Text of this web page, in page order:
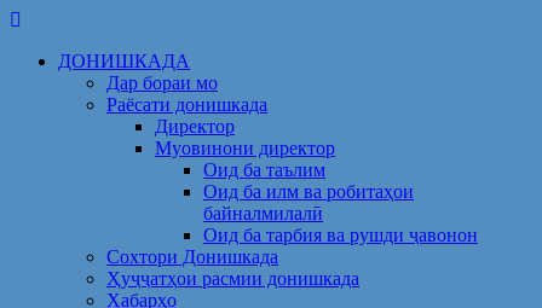
Skip
contentДОНИШКАДА
Дар бораи мо
Раёсати донишкада
Директор
Муовинони директор
Оид ба таълим
Оид ба илм ва робитаҳои
байналмилалӣ
Оид ба тарбия ва рушди ҷавонон
Сохтори Донишкада
Ҳуҷҷатҳои расмии донишкада
Хабарҳо